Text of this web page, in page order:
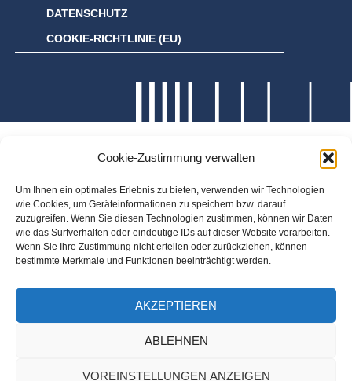
Cookie-Zustimmung verwalten
Um Ihnen ein optimales Erlebnis zu bieten, verwenden wir Technologien
wie Cookies, um Geräteinformationen zu speichern bzw. darauf
zuzugreifen. Wenn Sie diesen Technologien zustimmen, können wir Daten
wie das Surfverhalten oder eindeutige IDs auf dieser Website verarbeiten.
Wenn Sie Ihre Zustimmung nicht erteilen oder zurückziehen, können
bestimmte Merkmale und Funktionen beeinträchtigt werden.
AKZEPTIEREN
ABLEHNEN
VOREINSTELLUNGEN ANZEIGEN
DATENSCHUTZ
COOKIE-RICHTLINIE (EU)